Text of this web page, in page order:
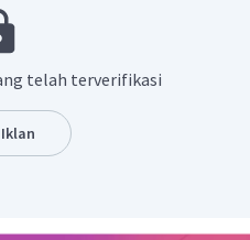
situasi
lupa, larutan A merupakan
(i):
telah terverifikasi